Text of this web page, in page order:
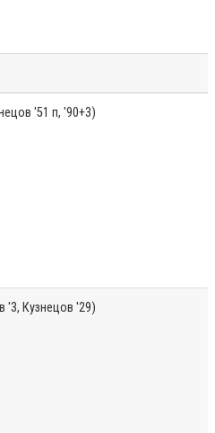
'51 п, '90+3)
'3, Кузнецов '29)